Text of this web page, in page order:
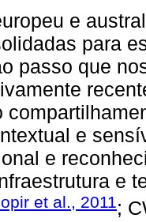
e
para
passo que
e
e
e
et al., 2011;